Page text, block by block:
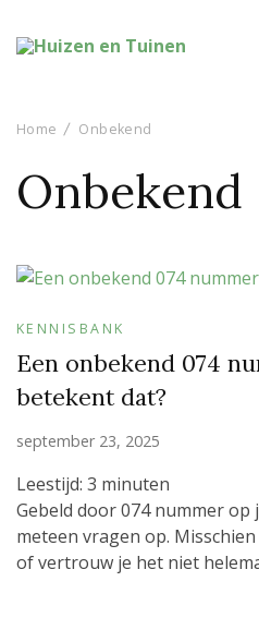
Home Onbekend
Onbekend
KENNISBANK
Een onbekend 074
betekent dat?
september 23, 2025
Leestijd: 3 minuten
Gebeld door 074 nummer
meteen vragen op.
of vertrouw je het niet